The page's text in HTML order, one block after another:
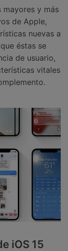
mayores y más
de Apple,
nuevas a
éstas se
de usuario,
vitales
iOS 15